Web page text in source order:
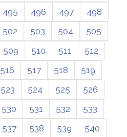
495 496 497
498
502 503 504
505
509 510 511
512
516 517 518
519
523 524 525
526
530 531 532
533
537 538 539
540